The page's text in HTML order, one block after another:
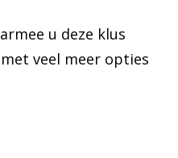
u deze klus
veel meer opties